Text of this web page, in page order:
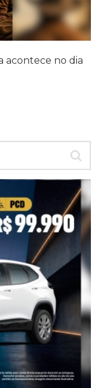
acontece no dia